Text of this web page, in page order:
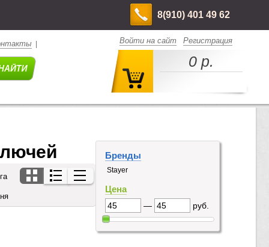
8(910) 401 49 62
Войти на сайт Регистрация
0 р.
Бренды
Stayer
Цена
— руб.